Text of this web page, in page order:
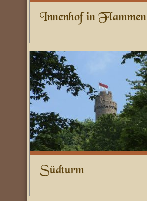
Innenhof in Flammen
Südturm